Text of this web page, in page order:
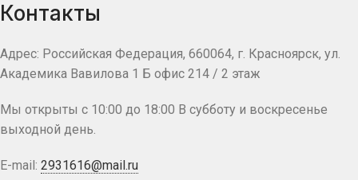
Контакты
Адрес: Российская Федерация, 660064, г. Красноярск, ул.
Академика Вавилова 1 Б офис 214 / 2 этаж
Мы открыты с 10:00 до 18:00 В субботу и воскресенье
выходной день.
E-mail: 2931616@mail.ru